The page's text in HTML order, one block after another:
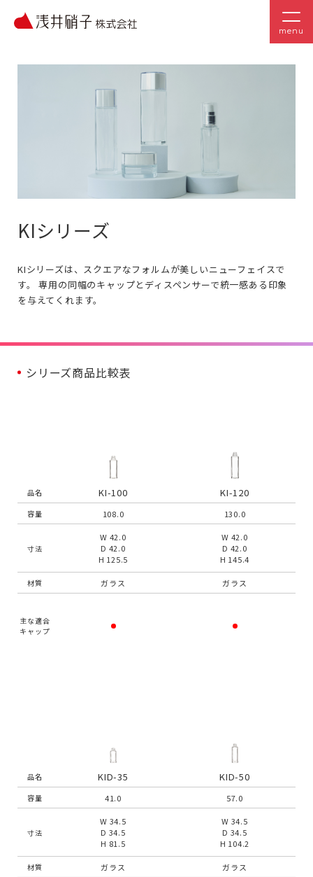
menu
KIシリーズ
KIシリーズは、スクエアなフォルムが美しいニューフェイスで
す。 専用の同幅のキャップとディスペンサーで統一感ある印象
を与えてくれます。
シリーズ商品比較表
品名
容量
寸法
材質
主な適合
キャップ
KI-100
108.0
W 42.0
D 42.0
H 125.5
ガラス
KI-120
130.0
W 42.0
D 42.0
H 145.4
ガラス
品名
容量
寸法
材質
KID-35
41.0
W 34.5
D 34.5
H 81.5
ガラス
KID-50
57.0
W 34.5
D 34.5
H 104.2
ガラス